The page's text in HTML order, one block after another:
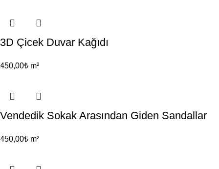
3D Çicek Duvar Kağıdı
450,00₺ m²
Vendedik Sokak Arasından Giden Sandallar
450,00₺ m²